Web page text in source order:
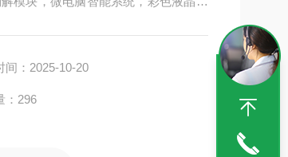
间：2025-10-20
：296